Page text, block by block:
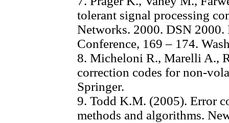
tolerant signal processing
Networks. 2000. DSN
Conference, 169 – 174.
8. Micheloni R., Marelli A.,
correction codes for non-
Springer.
9. Todd K.M. (2005). Error
methods and algorithms.